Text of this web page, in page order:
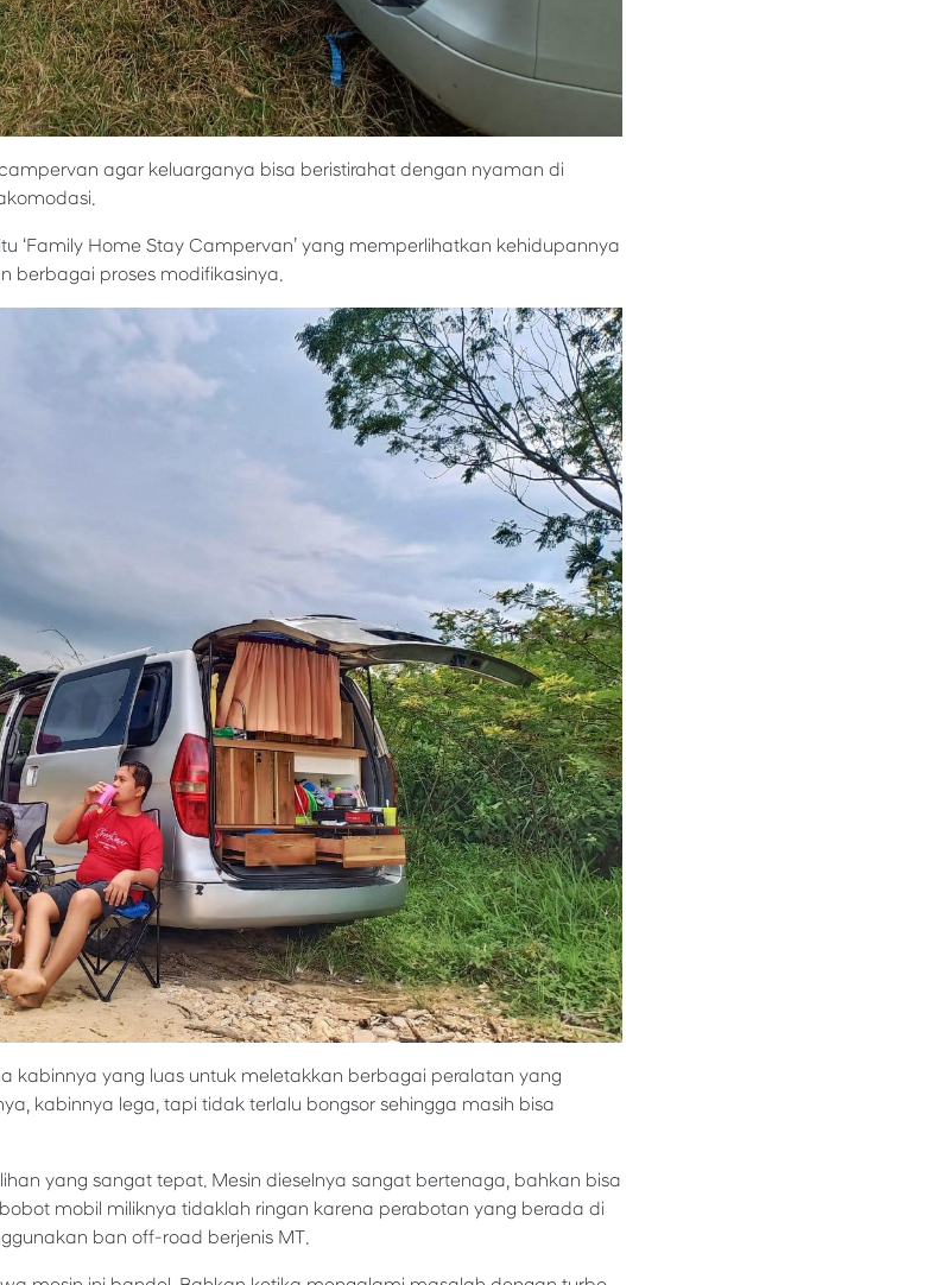
agar keluarganya bisa beristirahat dengan nyaman di
‘Family Home Stay Campervan’ yang memperlihatkan kehidupannya
berbagai proses modifikasinya.
kabinnya yang luas untuk meletakkan berbagai peralatan yang
kabinnya lega, tapi tidak terlalu bongsor sehingga masih bisa
yang sangat tepat. Mesin dieselnya sangat bertenaga, bahkan bisa
mobil miliknya tidaklah ringan karena perabotan yang berada di
ban off-road berjenis MT.